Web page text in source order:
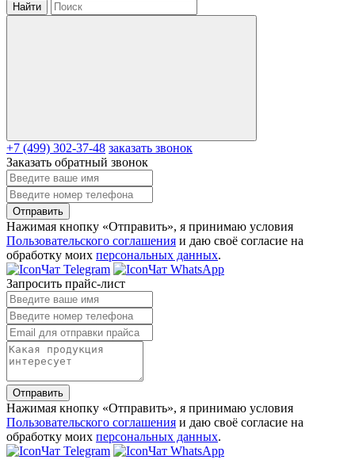
Найти
+7 (499) 302-37-48 заказать звонок
Заказать обратный звонок
Отправить
Нажимая кнопку «Отправить», я принимаю условия
Пользовательского соглашения и даю своё согласие на
обработку моих персональных данных.
Чат Telegram
Чат WhatsApp
Запросить прайс-лист
Отправить
Нажимая кнопку «Отправить», я принимаю условия
Пользовательского соглашения и даю своё согласие на
обработку моих персональных данных.
Чат Telegram
Чат WhatsApp